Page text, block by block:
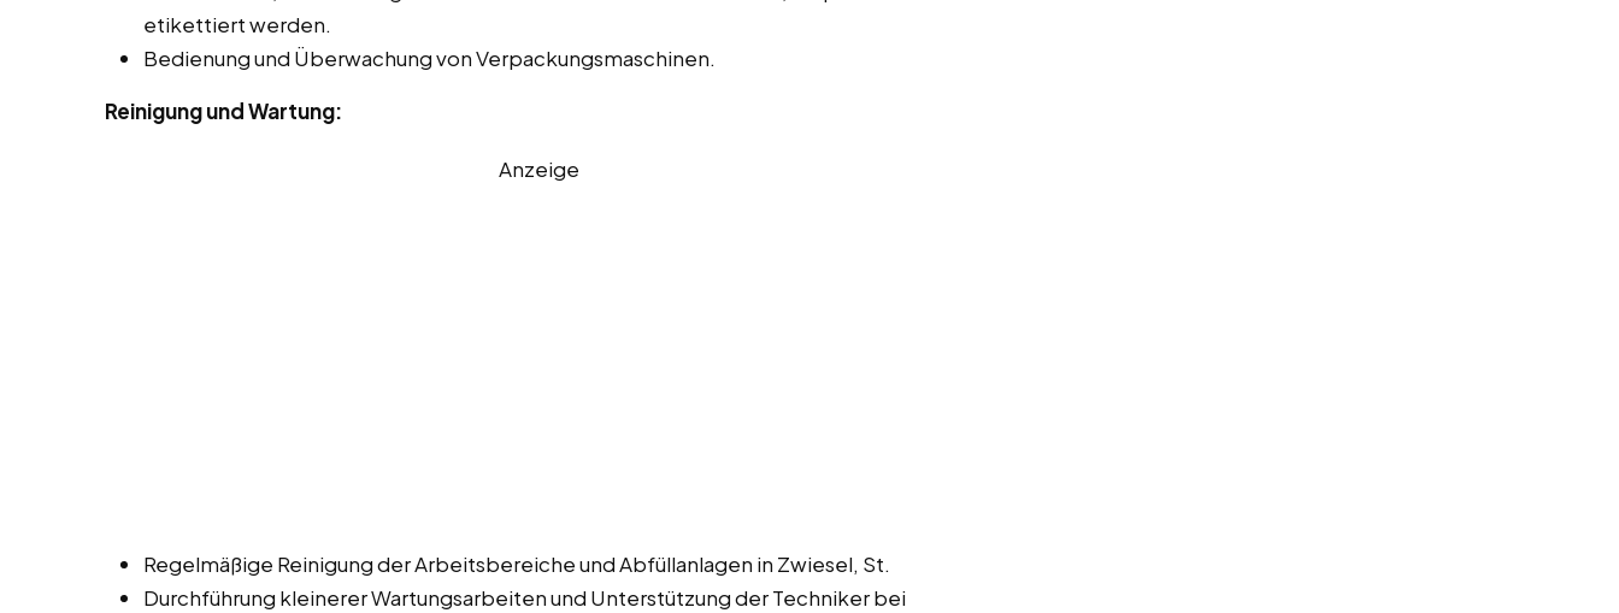
etikettiert werden.
Bedienung und Überwachung von Verpackungsmaschinen.
Reinigung und Wartung:
Anzeige
Regelmäßige Reinigung der Arbeitsbereiche und Abfüllanlagen in Zwiesel, St.
Durchführung kleinerer Wartungsarbeiten und Unterstützung der Techniker bei